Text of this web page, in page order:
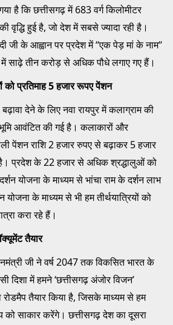
है कि छत्तीसगढ़ में 683 वर्ग किलोमीटर
वृद्धि हुई है, जो देश में सबसे ज्यादा रही है।
जी के आह्वान पर प्रदेश में ‘‘एक पेड़ मां के नाम‘‘
साढ़े तीन करोड़ से अधिक पौधे लगाए गए हैं।
को प्रतिमाह 5 हजार रूपए पेंशन
देने के लिए नवा रायपुर में कलाग्राम की
आवंटित की गई है। कलाकारों और
पेंशन राशि 2 हजार रुपए से बढ़ाकर 5 हजार
है। प्रदेश के 22 हजार से अधिक श्रद्धालुओं को
योजना के माध्यम से भांचा राम के दर्शन लाभ
योजना के माध्यम से भी हम तीर्थयात्रियों को
करा रहे हैं।
तैयार
जी ने वर्ष 2047 तक विकसित भारत के
दिशा में हमने ‘छत्तीसगढ़ अंजोर विजन’
तैयार किया है, जिसके माध्यम से हम
को साकार करेंगे। छत्तीसगढ़ देश का दूसरा